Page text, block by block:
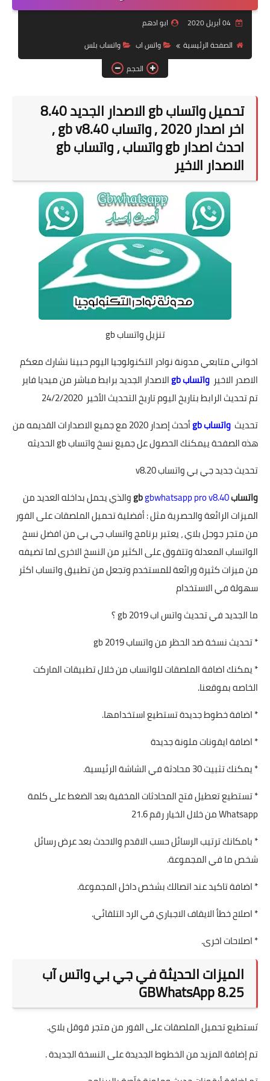
04 أبريل 2020
ابو ادهم
الصفحة الرئيسية
واتس اب
واتساب بلس
الحجم
تحميل واتساب gb الاصدار الجديد 8.40
اخر اصدار 2020 , واتساب gb v8.40 ,
الاصدار الاخير
تنزيل واتساب gb
اخواني متابعي مدونة نوادر التكنولوجيا اليوم حبينا نشارك معكم
الاصدر الاخير واتساب gb
الاصدار الجديد برابط مباشر من ميديا فاير
تم تحديث الرابط بتاريخ اليوم تاريخ التحديث الأخير 24/2/2020
تحديث واتساب gb
أحدث إصدار 2020 مع جميع الاصدارات القديمه من
هذه الصفحة ييمكنك الحصول عل جميع نسخ واتساب gb الحديثه
تحديث جديد جي بي واتساب v8.20
واتساب gbgbwhatsapp pro v8.40
والذي يحمل بداخله العديد من
الميزات الرائعة والحصرية مثل : أفضلية تحميل الملصقات على الفور
من متجر جوجل بلاي ، يعتبر برنامج واتساب جي بي من افضل نسخ
الواتساب المعدلة وتتفوق على الكثير من النسخ الاخرى لما تضيفه
من ميزات كثيرة ورائعة للمستخدم وتجعل من تطبيق واتساب اكثر
سهولة في الاستخدام
ما الجديد في تحديث واتس اب gb 2019 ؟
* تحديث نسخة ضد الحظر من واتساب gb 2019
* يمكنك اضافة الملصقات للواتساب من خلال تطبيقات الماركت
الخاصه بموقعنا.
* اضافة خطوط جديدة تستطيع استخدامها.
* اضافة ايقونات ملونة جديدة
* يمكنك تثبيت 30 محادثة في الشاشة الرئيسية.
* تستطيع تعطيل فتح المحادثات المخفية بعد الضغط على كلمة
Whatsapp من خلال الخيار رقم 21.6
* بامكانك ترتيب الرسائل حسب الاقدم والاحدث بعد عرض رسائل
شخص ما في المجموعة.
* اضافة تاكيد عند اتصالك بشخص داخل المجموعة.
* اصلاح خطأ الايقاف الاجباري في الرد التلقائي.
* اصلاحات اخرى.
الميزات الحديثة في جي بي واتس آب
8.25 GBWhatsApp
َتستطيع تحميل الملصقات على الفور من متجر قوقل بلاي.
تم إضافة المزيد من الخطوط الجديدة على النسخة الجديدة .